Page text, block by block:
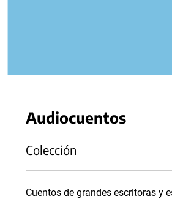
Audiocuentos
Colección
Cuentos de grandes escritoras y